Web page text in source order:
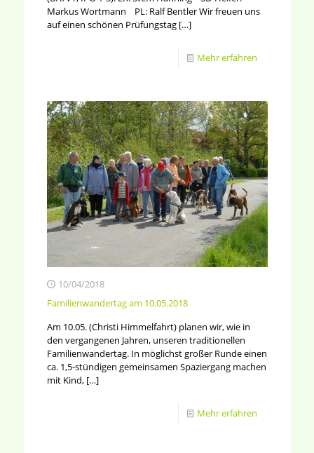
Markus Wortmann PL: Ralf Bentler Wir freuen uns
auf einen schönen Prüfungstag[…]
Mehr erfahren
10/04/2018
Familienwandertag am 10.05.2018
Am 10.05. (Christi Himmelfahrt) planen wir, wie in
den vergangenen Jahren, unseren traditionellen
Familienwandertag. In möglichst großer Runde einen
ca. 1,5-stündigen gemeinsamen Spaziergang machen
mit Kind,[…]
Mehr erfahren